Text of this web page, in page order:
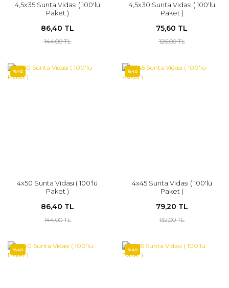
4,5x35 Sunta Vidası ( 100'lü
Paket )
86,40 TL
144,00 TL
4,5x30 Sunta Vidası ( 100'lü
Paket )
75,60 TL
126,00 TL
%40
4x50 Sunta Vidası ( 100'lü
Paket )
86,40 TL
144,00 TL
%40
4x45 Sunta Vidası ( 100'lü
Paket )
79,20 TL
132,00 TL
%40 %40